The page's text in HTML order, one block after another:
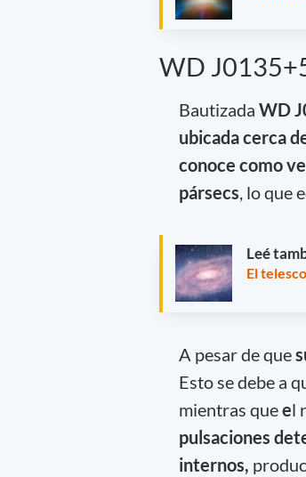
WD
Bautizada WD
ubicadacerca
conoce como
pársecs , lo que
Leé
El
A pesar de que
Esto se debe a
mientras queel
pulsaciones
internos,